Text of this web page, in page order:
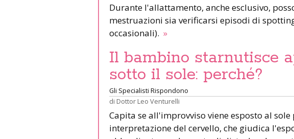
Durante l'allattamento, anche esclusivo,
mestruazioni sia verificarsi episodi di
occasionali). »
Il bambino starnutisce
sotto il sole: perché?
Gli Specialisti Rispondono
di Dottor Leo Venturelli
Capita se all'improvviso viene esposto al
interpretazione del cervello, che giudica